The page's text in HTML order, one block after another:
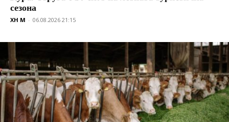
сезона
XH M - 06.08.2026 21:15